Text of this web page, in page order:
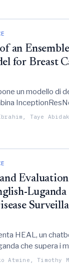
di
fuzzy e un
problemi di
dimensionalità
ristretti.
an
for Breast
un modello di
su dati
il quale ha
nella
categorie BI-
Taye
Luganda
HEAL, un
che supera i
informazioni
Atwine, Timothy